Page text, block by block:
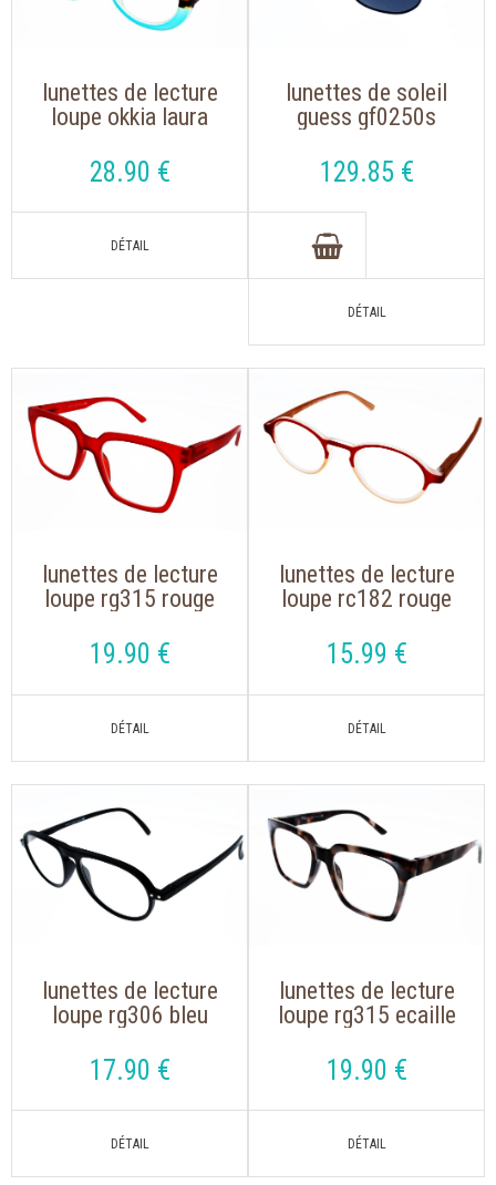
lunettes de lecture
loupe okkia laura
noir de forme rétro
tendance
28.90 €
lunettes de soleil
guess gf0250s
argent, verre gris
129.85 €
lunettes de lecture
loupe rg315 rouge
19.90 €
lunettes de lecture
loupe rc182 rouge
15.99 €
lunettes de lecture
loupe rg306 bleu
pilote
17.90 €
lunettes de lecture
loupe rg315 ecaille
oversize
19.90 €